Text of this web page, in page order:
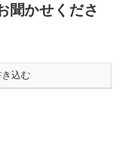
聞かせくださ
込む